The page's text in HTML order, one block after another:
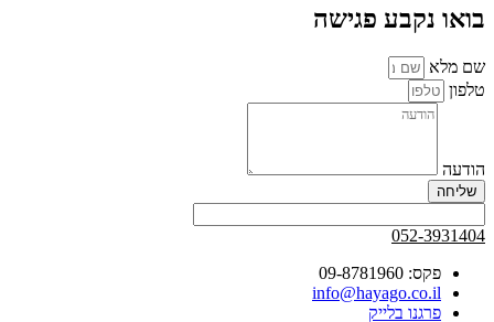
בואו נקבע פגישה
שם מלא
טלפון
הודעה
שליחה
052-3931404
פקס: 09-8781960
info@hayago.co.il
פרגנו בלייק